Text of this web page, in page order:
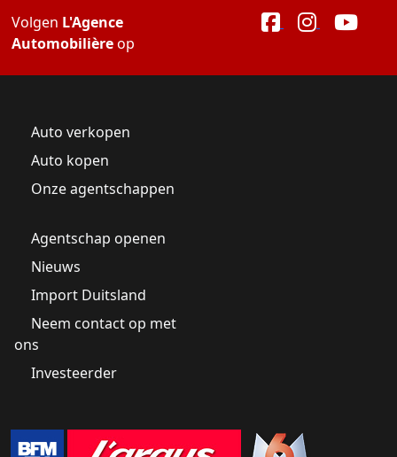
Volgen L'Agence
Automobilièreop
Auto verkopen
Auto kopen
Onze agentschappen
Agentschap openen
Nieuws
Import Duitsland
Neem contact op met
ons
Investeerder